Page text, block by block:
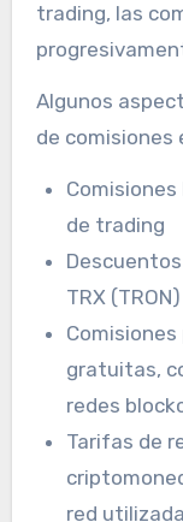
trading, las
Algunos
de comisiones
de trading
TRX (TRON)
gratuitas,
redes
Tarifas de
red utilizada